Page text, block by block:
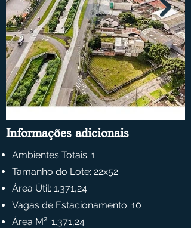
Informações adicionais
Ambientes Totais: 1
Tamanho do Lote: 22x52
Área Útil: 1.371,24
Vagas de Estacionamento: 10
Área M²: 1.371,24